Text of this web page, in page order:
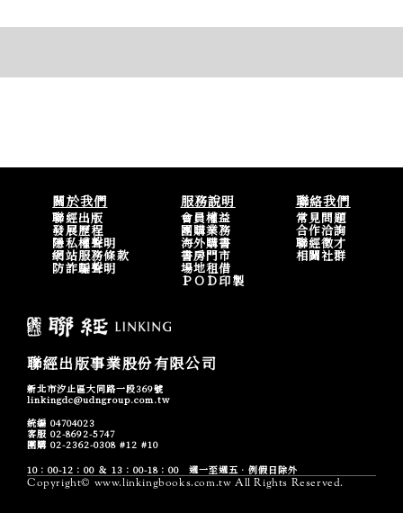
關於我們
聯經出版
發展歷程
隱私權聲明
網站服務條款
防詐騙聲明
服務說明
會員權益
團購業務
海外購書
書房門市
場地租借
ＰＯＤ印製
聯絡我們
常見問題
合作洽詢
聯經徵才
相關社群
聯經出版事業股份有限公司
新北市汐止區大同路一段369號
linkingdc@udngroup.com.tw
統編 04704023
客服 02-8692-5747
團購 02-2362-0308 #12 #10
10：00-12：00 ＆ 13：00-18：00 週一至週五．例假日除外
Copyright© www.linkingbooks.com.tw All Rights Reserved.